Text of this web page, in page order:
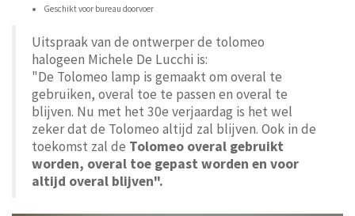
Geschikt voor bureau doorvoer
Uitspraak van de ontwerper de tolomeo
halogeen Michele De Lucchi is:
"De Tolomeo lamp is gemaakt om overal te
gebruiken, overal toe te passen en overal te
blijven. Nu met het 30e verjaardag is het wel
zeker dat de Tolomeo altijd zal blijven. Ook in de
toekomst zal de Tolomeo overal gebruikt
worden, overal toe gepast worden en voor
altijd overal blijven".